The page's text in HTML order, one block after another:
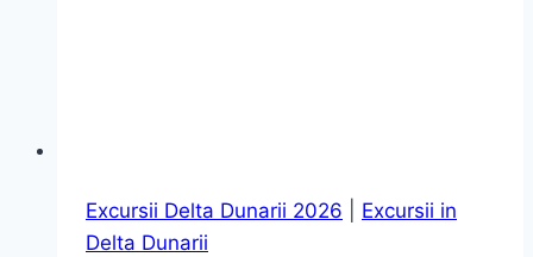
Excursii Delta Dunarii 2026
Excursii in
Delta Dunarii